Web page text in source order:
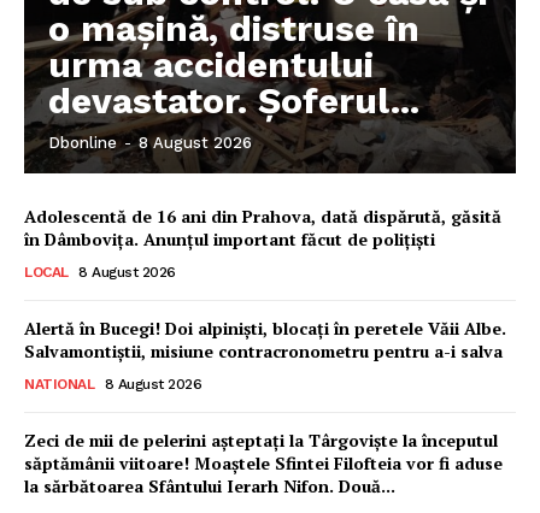
o mașină, distruse în
urma accidentului
devastator. Șoferul...
Dbonline - 8 August 2026
Adolescentă de 16 ani din Prahova, dată dispărută, găsită
în Dâmbovița. Anunțul important făcut de polițiști
LOCAL 8 August 2026
Alertă în Bucegi! Doi alpiniști, blocați în peretele Văii Albe.
Salvamontiștii, misiune contracronometru pentru a-i salva
NATIONAL 8 August 2026
Zeci de mii de pelerini așteptați la Târgoviște la începutul
săptămânii viitoare! Moaștele Sfintei Filofteia vor fi aduse
la sărbătoarea Sfântului Ierarh Nifon. Două...